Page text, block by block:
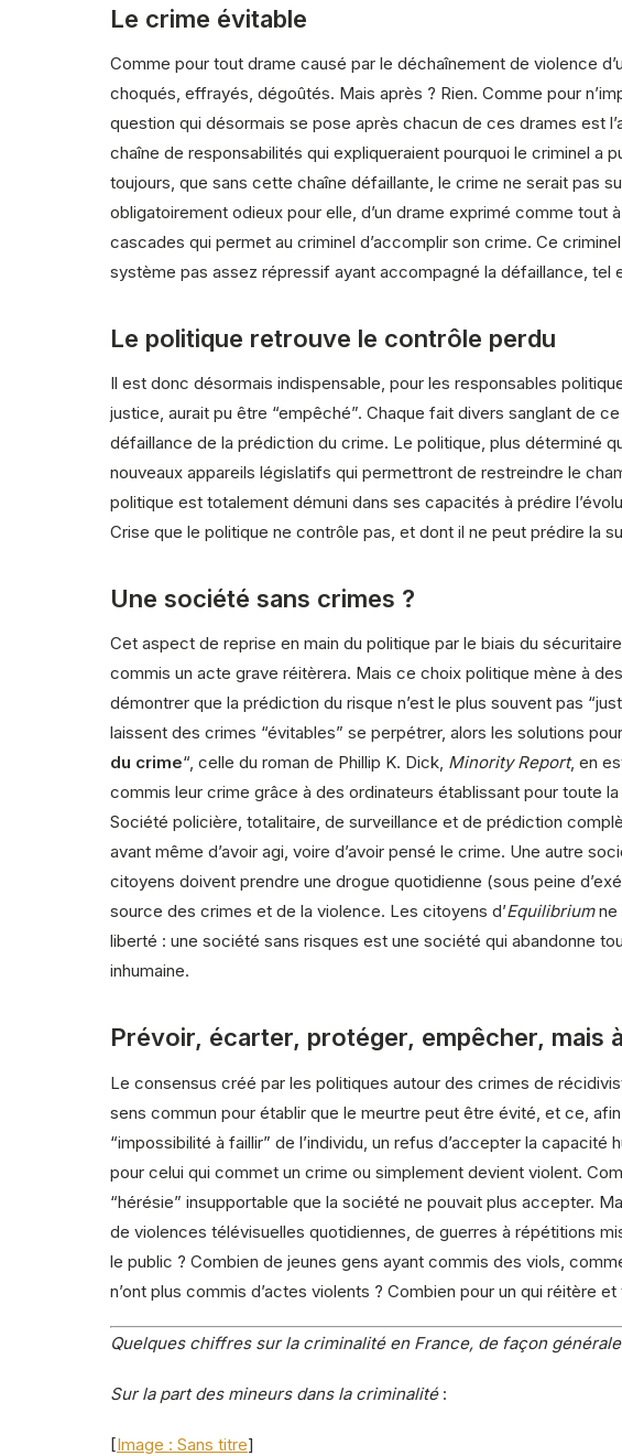
Le crime évitable
Comme pour tout drame causé par le déchaînement de violence
choqués, effrayés, dégoûtés. Mais après ? Rien. Comme pour
question qui désormais se pose après chacun de ces drames est
chaîne de responsabilités qui expliqueraient pourquoi le criminel a
toujours, que sans cette chaîne défaillante, le crime ne serait pas
obligatoirement odieux pour elle, d’un drame exprimé comme tout
cascades qui permet au criminel d’accomplir son crime. Ce
système pas assez répressif ayant accompagné la défaillance, tel
Le politique retrouve le contrôle perdu
Il est donc désormais indispensable, pour les responsables
justice, aurait pu être “empêché”. Chaque fait divers sanglant de
défaillance de la prédiction du crime. Le politique, plus déterminé
nouveaux appareils législatifs qui permettront de restreindre le
politique est totalement démuni dans ses capacités à prédire
Crise que le politique ne contrôle pas, et dont il ne peut prédire la
Une société sans crimes ?
Cet aspect de reprise en main du politique par le biais du
commis un acte grave réitèrera. Mais ce choix politique mène à
démontrer que la prédiction du risque n’est le plus souvent pas
laissent des crimes “évitables” se perpétrer, alors les solutions
du crime“, celle du roman de Phillip K. Dick, Minority Report, en
commis leur crime grâce à des ordinateurs établissant pour toute
Société policière, totalitaire, de surveillance et de prédiction
avant même d’avoir agi, voire d’avoir pensé le crime. Une autre
citoyens doivent prendre une drogue quotidienne (sous peine
source des crimes et de la violence. Les citoyens d’Equilibriumne
liberté : une société sans risques est une société qui abandonne
inhumaine.
Prévoir, écarter, protéger, empêcher, mais
Le consensus créé par les politiques autour des crimes de
sens commun pour établir que le meurtre peut être évité, et ce,
“impossibilité à faillir” de l’individu, un refus d’accepter la
pour celui qui commet un crime ou simplement devient violent.
“hérésie” insupportable que la société ne pouvait plus accepter.
de violences télévisuelles quotidiennes, de guerres à répétitions
le public ? Combien de jeunes gens ayant commis des viols,
n’ont plus commis d’actes violents ? Combien pour un qui réitère
Quelques chiffres sur la criminalité en France, de façon générale
Sur la part des mineurs dans la criminalité:
[Image : Sans titre]